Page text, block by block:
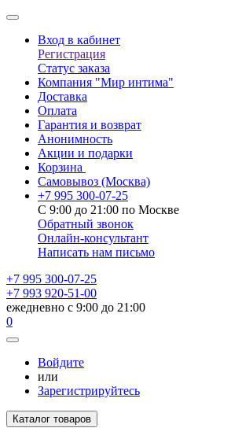
Вход в кабинет
Регистрация
Статус заказа
Компания "Мир интима"
Доставка
Оплата
Гарантия и возврат
Анонимность
Акции и подарки
Корзина
Самовывоз (Москва)
+7 995 300-07-25
С 9:00 до 21:00 по Москве
Обратный звонок
Онлайн-консультант
Написать нам письмо
+7 995 300-07-25
+7 993 920-51-00
ежедневно с 9:00 до 21:00
0
Войдите
или
Зарегистрируйтесь
Каталог товаров